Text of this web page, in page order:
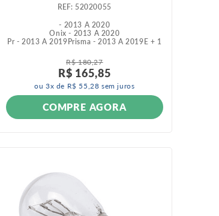
: 52020055
- 2013 A 2020
Onix - 2013 A 2020
Pr - 2013 A 2019Prisma - 2013 A 2019E + 1
R$ 180,27
R$ 165,85
ou 3x de R$ 55 28 sem juros
COMPRE AGORA